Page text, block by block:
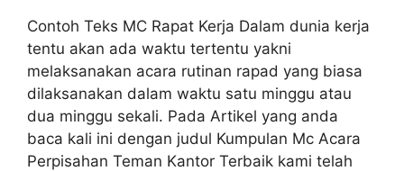
Contoh Teks MC Rapat Kerja Dalam dunia kerja
tentu akan ada waktu tertentu yakni
melaksanakan acara rutinan rapad yang biasa
dilaksanakan dalam waktu satu minggu atau
dua minggu sekali. Pada Artikel yang anda
baca kali ini dengan judul Kumpulan Mc Acara
Perpisahan Teman Kantor Terbaik kami telah